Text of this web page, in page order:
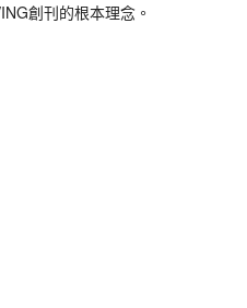
創刊的根本理念。